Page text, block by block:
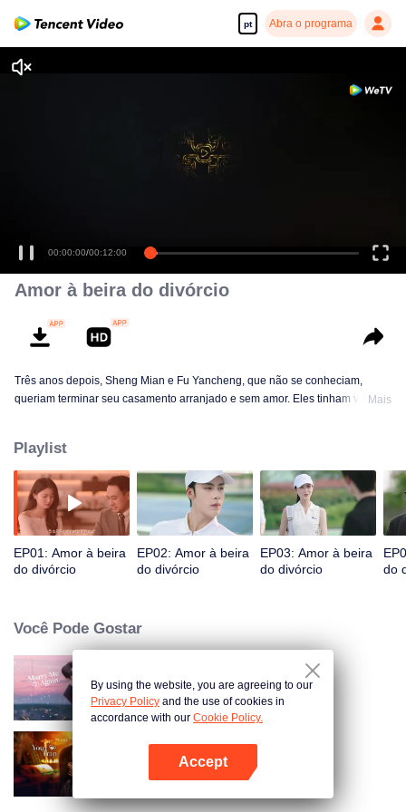
pt Abra o programa
Abra o programa
00:00:00/00:12:00
Amor à beira do divórcio
Três anos depois, Sheng Mian e Fu Yancheng, que não se conheciam,
queriam terminar seu casamento arranjado e sem amor. Eles tinham vários
entenderam ainda mais mal devido a expressões emocionais erradas. Fu
Yancheng realmente se arrependeu quando soube que Sheng Mian era
Penny e ela estava grávida. Ele fez tudo o que pôde para tê-la de volta. Eles
finalmente resolveram tudo, se apaixonaram e decidiram passar o resto de
suas vidas juntos.
Mais
Playlist
EP01: Amor à beira
do divórcio
EP02: Amor à beira
do divórcio
EP03: Amor à beira
do divórcio
do
Você Pode Gostar
Case Comigo Novamente
Your Trap
By using the website, you are agreeing to our
Privacy Policy and the use of cookies in
accordance with our Cookie Policy.
Accept